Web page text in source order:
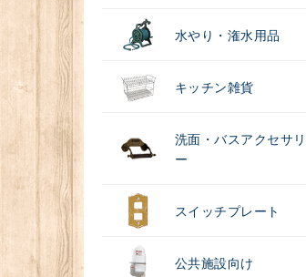
水やり・潅水用品
キッチン雑貨
洗面・バスアクセサリ
ー
スイッチプレート
公共施設向け